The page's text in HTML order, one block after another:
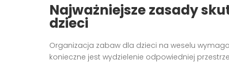
Najważniejsze zasady
dzieci
Organizacja zabaw dla dzieci na weselu
konieczne jest wydzielenie odpowiedniej